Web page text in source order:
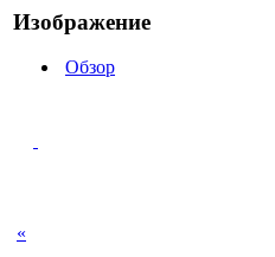
Изображение
Обзор
«